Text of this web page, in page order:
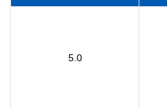
5.0